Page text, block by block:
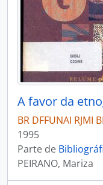
A favor da
BR DFFUNAI RJMI
1995
Parte de
PEIRANO, Mariza